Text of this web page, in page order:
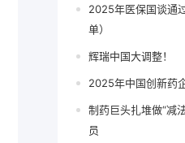
2025年医保国谈通
单）
辉瑞中国大调整！
2025年中国创新药
制药巨头扎堆做“减
员